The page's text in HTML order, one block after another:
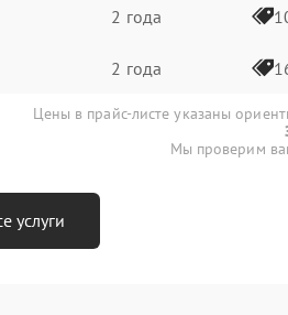
2 года
2 года
Цены в прайс-листе указаны
Мы проверим
услуги